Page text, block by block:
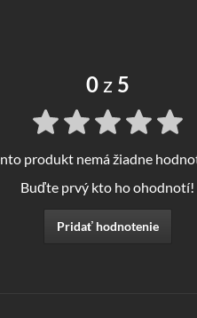
0 z 5
produkt nemá žiadne
Buďte prvý kto ho ohodnotí!
Pridať hodnotenie